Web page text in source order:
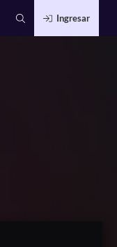
Ingresar